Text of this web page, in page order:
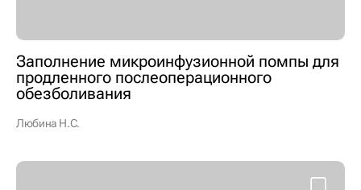
Заполнение микроинфузионной помпы для
продленного послеоперационного
обезболивания
Любина Н.С.